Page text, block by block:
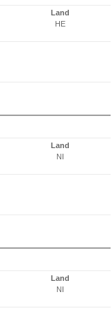
Land
HE
Land
NI
Land
NI